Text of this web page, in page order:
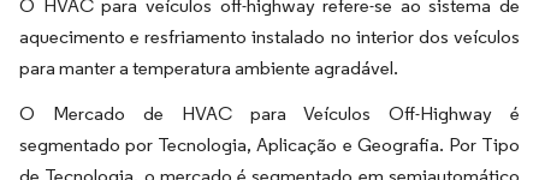
O HVAC para veículos off-highway refere-se ao sistema de
aquecimento e resfriamento instalado no interior dos veículos
para manter a temperatura ambiente agradável.
O Mercado de HVAC para Veículos Off-Highway é
segmentado por Tecnologia, Aplicação e Geografia. Por Tipo